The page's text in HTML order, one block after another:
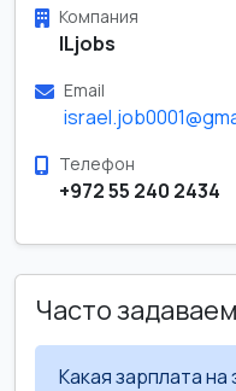
Компания
ILjobs
Email
Телефон
+972 55 240 2434
Часто
Какая зарплата